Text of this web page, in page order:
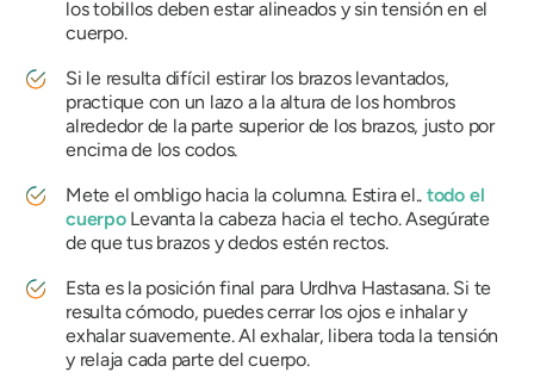
los tobillos deben estar alineados y sin tensión en el
cuerpo.
Si le resulta difícil estirar los brazos levantados,
practique con un lazo a la altura de los hombros
alrededor de la parte superior de los brazos, justo por
encima de los codos.
Mete el ombligo hacia la columna. Estira el.. todo el
cuerpoLevanta la cabeza hacia el techo. Asegúrate
de que tus brazos y dedos estén rectos.
Esta es la posición final para Urdhva Hastasana. Si te
resulta cómodo, puedes cerrar los ojos e inhalar y
exhalar suavemente. Al exhalar, libera toda la tensión
y relaja cada parte del cuerpo.